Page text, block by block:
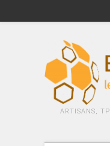
ARTISANS,